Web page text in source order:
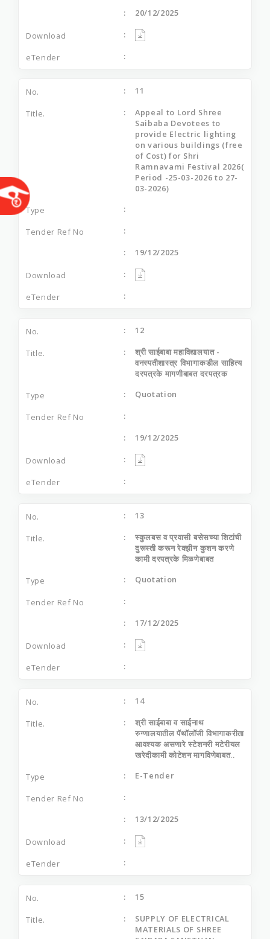
20/12/2025
11
Appeal to Lord Shree
Saibaba Devotees to
provide Electric lighting
on various buildings (free
of Cost) for Shri
Ramnavami Festival 2026(
Period -25-03-2026 to 27-
03-2026)
19/12/2025
12
श्री साईबाबा महाविद्यालयात -
वनस्‍पतीशास्‍त्र विभागाकडील साहित्‍य
दरपत्रके मागणीबाबत दरपत्रक
Quotation
19/12/2025
13
स्कुलबस व प्रवासी बसेसच्या शिटांची
दुरूस्ती करून रेक्झीन कुशन करणे
कामी दरपत्रके मिळणेबाबत
Quotation
17/12/2025
14
श्री साईबाबा व साईनाथ
रुग्णालयातील पॅथॉलॉजी विभागाकरीता
आवश्यक असणारे स्टेशनरी मटेरीयल
खरेदीकामी कोटेशन मागविणेबाबत..
E-Tender
13/12/2025
15
SUPPLY OF ELECTRICAL
MATERIALS OF SHREE